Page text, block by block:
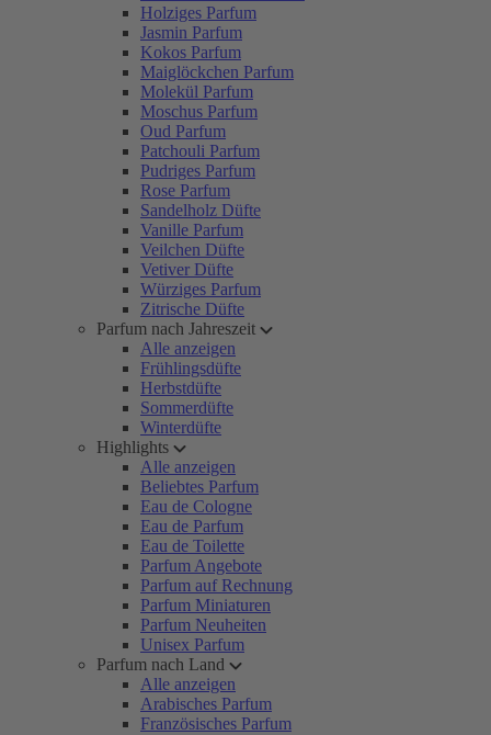
Holziges Parfum
Jasmin Parfum
Kokos Parfum
Maiglöckchen Parfum
Molekül Parfum
Moschus Parfum
Oud Parfum
Patchouli Parfum
Pudriges Parfum
Rose Parfum
Sandelholz Düfte
Vanille Parfum
Veilchen Düfte
Vetiver Düfte
Würziges Parfum
Zitrische Düfte
Parfum nach Jahreszeit
Alle anzeigen
Frühlingsdüfte
Herbstdüfte
Sommerdüfte
Winterdüfte
Highlights
Alle anzeigen
Beliebtes Parfum
Eau de Cologne
Eau de Parfum
Eau de Toilette
Parfum Angebote
Parfum auf Rechnung
Parfum Miniaturen
Parfum Neuheiten
Unisex Parfum
Parfum nach Land
Alle anzeigen
Arabisches Parfum
Französisches Parfum